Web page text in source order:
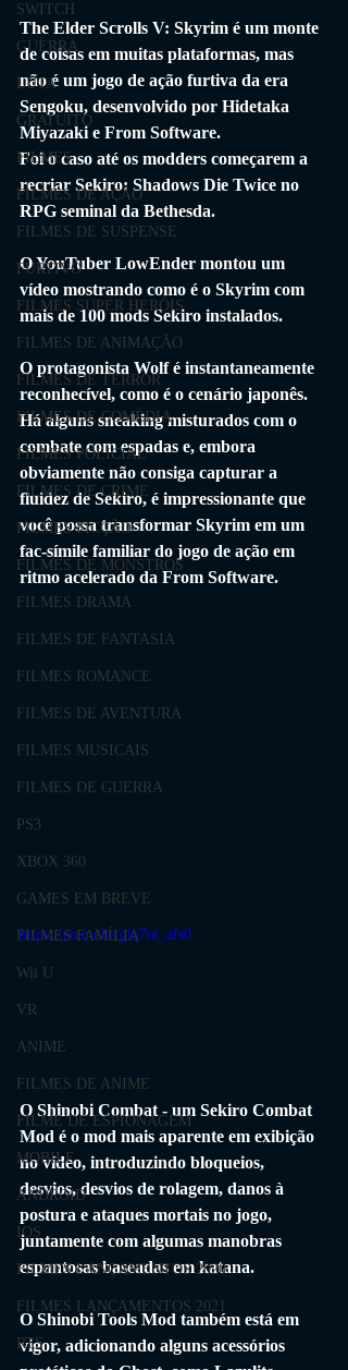
SWITCH
GUERRA
LUTA
GRATUITO
FILMES
FILMES DE AÇÃO
FILMES DE SUSPENSE
FURTIVO
FILMES SUPER HERÓIS
FILMES DE ANIMAÇÃO
FILMES DE TERROR
FILMES DE COMÉDIA
FILMES POLICIAL
FILMES DE CRIME
FILMES FICÇÃO
FILMES DE MONSTROS
FILMES DRAMA
FILMES DE FANTASIA
FILMES ROMANCE
FILMES DE AVENTURA
FILMES MUSICAIS
FILMES DE GUERRA
PS3
XBOX 360
GAMES EM BREVE
FILMES FAMÍLIA
Wii U
VR
ANIME
FILMES DE ANIME
FILME DE ESPIONAGEM
MOBILE
ANDROID
IOS
FILMES LANÇAMENTOS 2020
FILMES LANÇAMENTOS 2021
RTS
The Elder Scrolls V: Skyrim é um monte
de coisas em muitas plataformas, mas
não é um jogo de ação furtiva da era
Sengoku, desenvolvido por Hidetaka
Miyazaki e From Software.
Foi o caso até os modders começarem a
recriar Sekiro: Shadows Die Twice no
RPG seminal da Bethesda.
O YouTuber LowEnder montou um
vídeo mostrando como é o Skyrim com
mais de 100 mods Sekiro instalados.
O protagonista Wolf é instantaneamente
reconhecível, como é o cenário japonês.
Há alguns sneaking misturados com o
combate com espadas e, embora
obviamente não consiga capturar a
fluidez de Sekiro, é impressionante que
você possa transformar Skyrim em um
fac-símile familiar do jogo de ação em
ritmo acelerado da From Software.
https://youtu.be/glq7oi_afs0
O Shinobi Combat - um Sekiro Combat
Mod é o mod mais aparente em exibição
no vídeo, introduzindo bloqueios,
desvios, desvios de rolagem, danos à
postura e ataques mortais no jogo,
juntamente com algumas manobras
espantosas baseadas em katana.
O Shinobi Tools Mod também está em
vigor, adicionando alguns acessórios